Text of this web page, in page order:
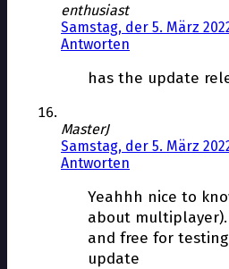
enthusiast
Samstag, der 5. März
Antworten
has the update
MasterJ
Samstag, der 5. März
Antworten
Yeahhh nice to
about multiplayer).
and free for
update